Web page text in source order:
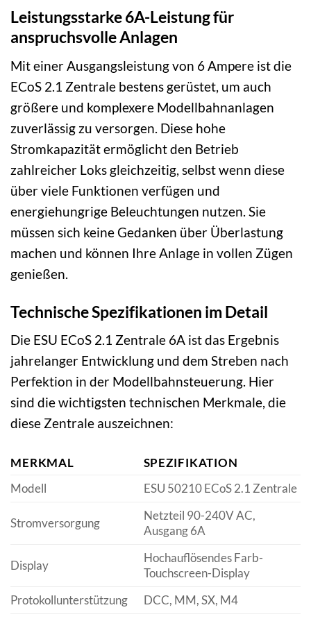
Leistungsstarke 6A-Leistung für
anspruchsvolle Anlagen
Mit einer Ausgangsleistung von 6 Ampere ist die
ECoS 2.1 Zentrale bestens gerüstet, um auch
größere und komplexere Modellbahnanlagen
zuverlässig zu versorgen. Diese hohe
Stromkapazität ermöglicht den Betrieb
zahlreicher Loks gleichzeitig, selbst wenn diese
über viele Funktionen verfügen und
energiehungrige Beleuchtungen nutzen. Sie
müssen sich keine Gedanken über Überlastung
machen und können Ihre Anlage in vollen Zügen
genießen.
Technische Spezifikationen im Detail
Die ESU ECoS 2.1 Zentrale 6A ist das Ergebnis
jahrelanger Entwicklung und dem Streben nach
Perfektion in der Modellbahnsteuerung. Hier
sind die wichtigsten technischen Merkmale, die
diese Zentrale auszeichnen:
MERKMAL
SPEZIFIKATION
Modell
ESU 50210 ECoS 2.1 Zentrale
Stromversorgung
Netzteil 90-240V AC,
Ausgang 6A
Display
Hochauflösendes Farb-
Touchscreen-Display
Protokollunterstützung
DCC, MM, SX, M4